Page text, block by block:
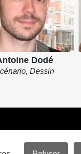
Dodé
Dessin